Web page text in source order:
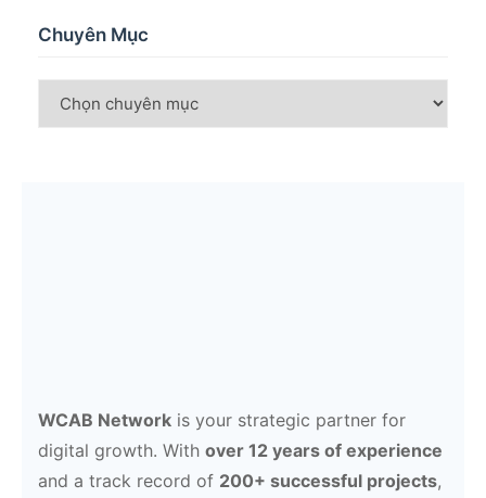
Chuyên Mục
WCAB Network is your strategic partner for
digital growth. With over 12 years of experience
and a track record of 200+ successful projects,